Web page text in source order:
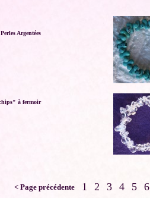
Argentées
à fermoir
< Page précédente 1 2 3 4 5 6